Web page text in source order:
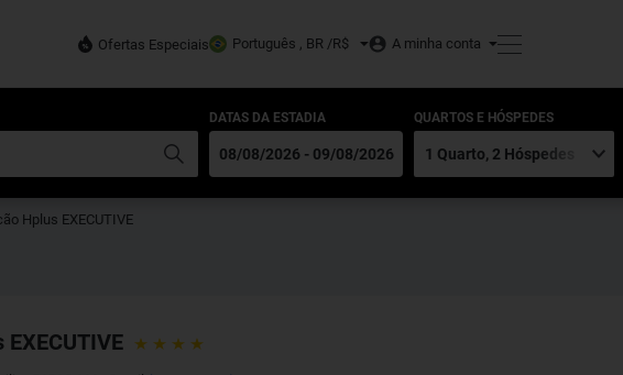
Ofertas Especiais Português , BR /R$ A minha conta
DATAS DA ESTADIA QUARTOS E HÓSPEDES
Hplus EXECUTIVE